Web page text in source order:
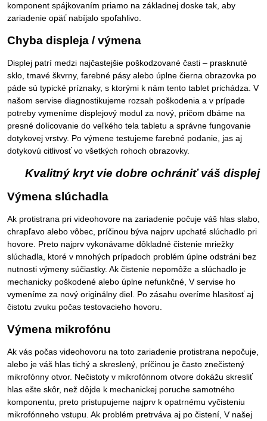
komponent spájkovaním priamo na základnej doske tak, aby
zariadenie opäť nabíjalo spoľahlivo.
Chyba displeja / výmena
Displej patrí medzi najčastejšie poškodzované časti – prasknuté
sklo, tmavé škvrny, farebné pásy alebo úplne čierna obrazovka po
páde sú typické príznaky, s ktorými k nám tento tablet prichádza. V
našom servise diagnostikujeme rozsah poškodenia a v prípade
potreby vymeníme displejový modul za nový, pričom dbáme na
presné dolícovanie do veľkého tela tabletu a správne fungovanie
dotykovej vrstvy. Po výmene testujeme farebné podanie, jas aj
dotykovú citlivosť vo všetkých rohoch obrazovky.
Kvalitný kryt vie dobre ochrániť váš displej
Výmena slúchadla
Ak protistrana pri videohovore na zariadenie počuje váš hlas slabo,
chrapľavo alebo vôbec, príčinou býva najprv upchaté slúchadlo pri
hovore. Preto najprv vykonávame dôkladné čistenie mriežky
slúchadla, ktoré v mnohých prípadoch problém úplne odstráni bez
nutnosti výmeny súčiastky. Ak čistenie nepomôže a slúchadlo je
mechanicky poškodené alebo úplne nefunkčné, V servise ho
vymeníme za nový originálny diel. Po zásahu overíme hlasitosť aj
čistotu zvuku počas testovacieho hovoru.
Výmena mikrofónu
Ak vás počas videohovoru na toto zariadenie protistrana nepočuje,
alebo je váš hlas tichý a skreslený, príčinou je často znečistený
mikrofónny otvor. Nečistoty v mikrofónnom otvore dokážu skresliť
hlas ešte skôr, než dôjde k mechanickej poruche samotného
komponentu, preto pristupujeme najprv k opatrnému vyčisteniu
mikrofónneho vstupu. Ak problém pretrváva aj po čistení, V našej